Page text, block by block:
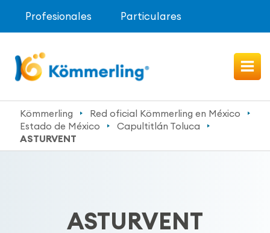
Profesionales Particulares
Kömmerling
Red oficial Kömmerling en México
Estado de México
Capultitlán Toluca
ASTURVENT
ASTURVENT